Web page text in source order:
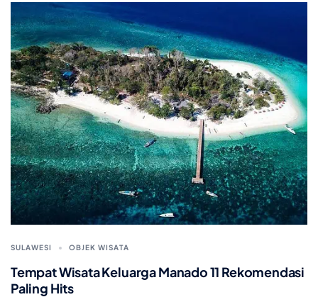
SULAWESI OBJEK WISATA
Tempat Wisata Keluarga Manado 11 Rekomendasi
Paling Hits